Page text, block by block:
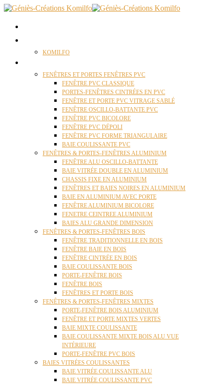
KOMILFO
FENÊTRES ET PORTES FENÊTRES PVC
FENÊTRE PVC CLASSIQUE
PORTES-FENÊTRES CINTRÉES EN PVC
FENÊTRE ET PORTE PVC VITRAGE SABLÉ
FENÊTRE OSCILLO-BATTANTE PVC
FENÊTRE PVC BICOLORE
FENÊTRE PVC DÉPOLI
FENÊTRE PVC FORME TRIANGULAIRE
BAIE COULISSANTE PVC
FENÊTRES & PORTES-FENÊTRES ALUMINIUM
FENÊTRE ALU OSCILLO-BATTANTE
BAIE VITRÉE DOUBLE EN ALUMINIUM
CHASSIS FIXE EN ALUMINIUM
FENÊTRES ET BAIES NOIRES EN ALUMINIUM
BAIE EN ALUMINIUM AVEC PORTE
FENÊTRE ALUMINIUM BICOLORE
FENETRE CEINTREE ALUMINIUM
BAIES ALU GRANDE DIMENSION
FENÊTRES & PORTES-FENÊTRES BOIS
FENÊTRE TRADITIONNELLE EN BOIS
FENÊTRE BAIE EN BOIS
FENÊTRE CINTRÉE EN BOIS
BAIE COULISSANTE BOIS
PORTE-FENÊTRE BOIS
FENÊTRE BOIS
FENÊTRES ET PORTE BOIS
FENÊTRES & PORTES-FENÊTRES MIXTES
PORTE-FENÊTRE BOIS ALUMINIUM
FENÊTRE ET PORTE MIXTES VERTES
BAIE MIXTE COULISSANTE
BAIE COULISSANTE MIXTE BOIS ALU VUE
INTÉRIEURE
PORTE-FENÊTRE PVC BOIS
BAIES VITRÉES COULISSANTES
BAIE VITRÉE COULISSANTE ALU
BAIE VITRÉE COULISSANTE PVC